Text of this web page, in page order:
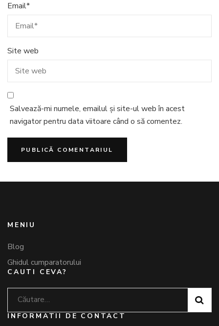
Email*
Site web
Salvează-mi numele, emailul și site-ul web în acest
navigator pentru data viitoare când o să comentez.
MENIU
Blog
Ghidul cumparatorului
CAUTI CEVA?
Caută
după:
INFORMATII DE CONTACT